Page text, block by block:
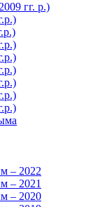
гг. р.)
– 2022
– 2021
– 2020